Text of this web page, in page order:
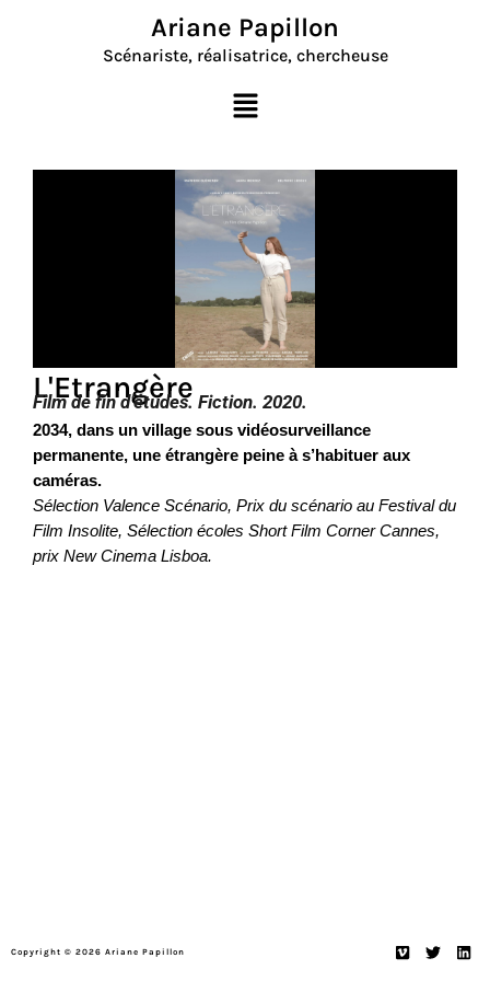
Ariane Papillon
Scénariste, réalisatrice, chercheuse
Menu
L'Etrangère
Film de fin d’études. Fiction. 2020.
2034, dans un village sous vidéosurveillance
permanente, une étrangère peine à s’habituer aux
caméras.
Sélection Valence Scénario, Prix du scénario au Festival du
Film Insolite, Sélection écoles Short Film Corner Cannes,
prix New Cinema Lisboa.
Copyright © 2026 Ariane Papillon VimeoTwitter